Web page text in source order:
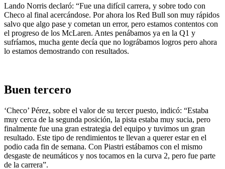
Lando Norris declaró: “Fue una difícil carrera, y sobre todo con
Checo al final acercándose. Por ahora los Red Bull son muy rápidos
salvo que algo pase y cometan un error, pero estamos contentos con
el progreso de los McLaren. Antes penábamos ya en la Q1 y
sufríamos, mucha gente decía que no lográbamos logros pero ahora
lo estamos demostrando con resultados.
Buen tercero
‘Checo’ Pérez, sobre el valor de su tercer puesto, indicó: “Estaba
muy cerca de la segunda posición, la pista estaba muy sucia, pero
finalmente fue una gran estrategia del equipo y tuvimos un gran
resultado. Este tipo de rendimientos te llevan a querer estar en el
podio cada fin de semana. Con Piastri estábamos con el mismo
desgaste de neumáticos y nos tocamos en la curva 2, pero fue parte
de la carrera”.